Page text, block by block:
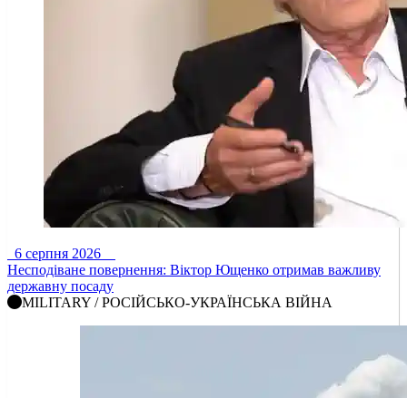
6 серпня 2026
Несподіване повернення: Віктор Ющенко отримав важливу
державну посаду
MILITARY / РОСІЙСЬКО-УКРАЇНСЬКА ВІЙНА